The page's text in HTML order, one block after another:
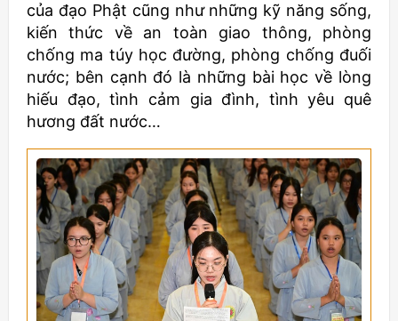
của đạo Phật cũng như những kỹ năng sống,
kiến thức về an toàn giao thông, phòng
chống ma túy học đường, phòng chống đuối
nước; bên cạnh đó là những bài học về lòng
hiếu đạo, tình cảm gia đình, tình yêu quê
hương đất nước…